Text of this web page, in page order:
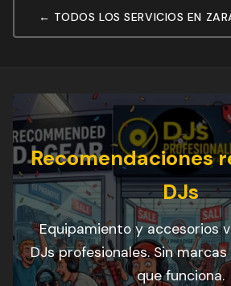
← TODOS LOS SERVICIOS EN
Recomendaciones
DJs
Equipamiento y accesorios
DJs profesionales. Sin
que funciona.